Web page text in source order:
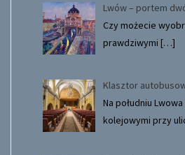
Lwów – portem
Czy możecie
prawdziwymi […]
Klasztor
Na południu
kolejowymi przy